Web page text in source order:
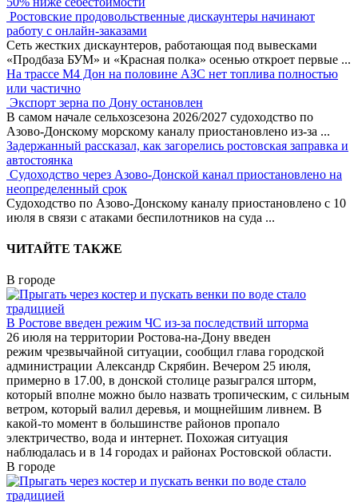
Ростовские продовольственные дискаунтеры начинают
работу с онлайн-заказами
Сеть жестких дискаунтеров, работающая под вывесками
«Продбаза БУМ» и «Красная полка» осенью откроет первые ...
На трассе М4 Дон на половине АЗС нет топлива полностью
или частично
Экспорт зерна по Дону остановлен
В самом начале сельхозсезона 2026/2027 судоходство по
Азово-Донскому морскому каналу приостановлено из-за ...
Задержанный рассказал, как загорелись ростовская заправка и
автостоянка
Судоходство через Азово-Донской канал приостановлено на
неопределенный срок
Судоходство по Азово-Донскому каналу приостановлено с 10
июля в связи с атаками беспилотников на суда ...
ЧИТАЙТЕ ТАКЖЕ
В городе
В Ростове введен режим ЧС из-за последствий шторма
26 июля на территории Ростова-на-Дону введен
режим чрезвычайной ситуации, сообщил глава городской
администрации Александр Скрябин. Вечером 25 июля,
примерно в 17.00, в донской столице разыгрался шторм,
который вполне можно было назвать тропическим, с сильным
ветром, который валил деревья, и мощнейшим ливнем. В
какой-то момент в большинстве районов пропало
электричество, вода и интернет. Похожая ситуация
наблюдалась и в 14 городах и районах Ростовской области.
В городе